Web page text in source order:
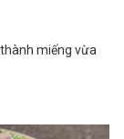
miếng vừa